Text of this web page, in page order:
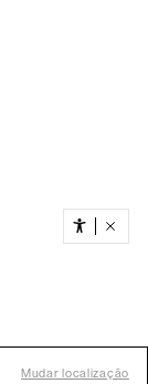
Mudar localização